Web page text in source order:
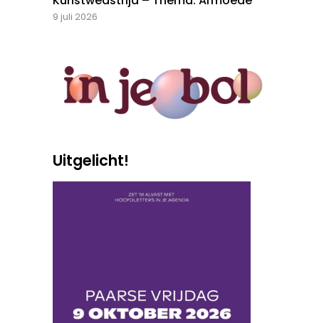
9 juli 2026
Uitgelicht!